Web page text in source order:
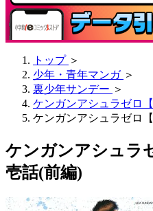
トップ ＞
少年・青年マンガ ＞
裏少年サンデー ＞
ケンガンアシュラゼロ【
ケンガンアシュラゼロ
ケンガンアシュラ
壱話(前編)